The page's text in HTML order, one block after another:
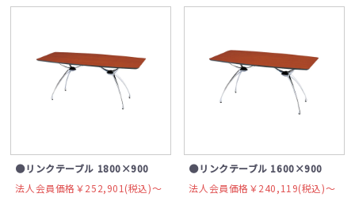
●リンクテーブル 1800×900
法人会員価格￥252,901(税込)〜
●リンクテーブル 1600×900
法人会員価格￥240,119(税込)〜